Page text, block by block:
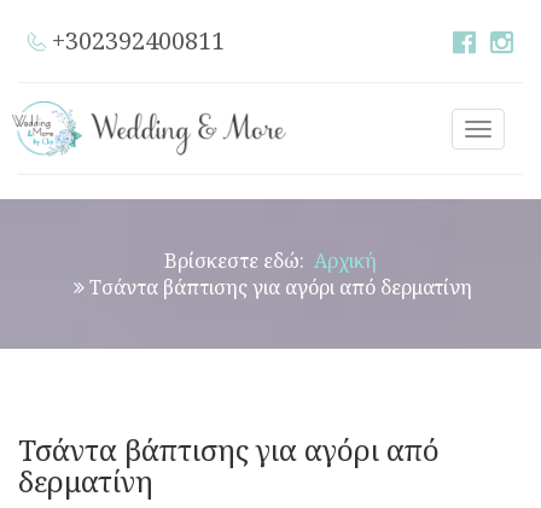
+302392400811
Toggle
Βρίσκεστε εδώ: Αρχική
Τσάντα βάπτισης για αγόρι από δερματίνη
Τσάντα βάπτισης για αγόρι από
δερματίνη